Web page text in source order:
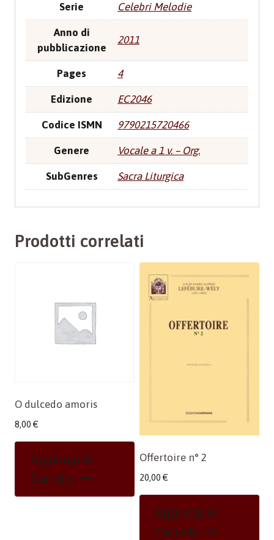
Serie Celebri Melodie
Anno di
pubblicazione
2011
Pages 4
Edizione EC2046
Codice ISMN 9790215720466
Genere Vocale a 1 v. – Org.
SubGenres Sacra Liturgica
Prodotti correlati
O dulcedo amoris
8,00 €
Aggiungi Al
Carrello
Offertoire n° 2
20,00 €
Aggiungi Al
Carrello